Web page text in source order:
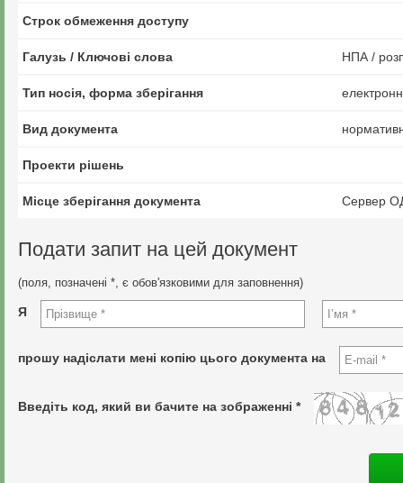
Строк обмеження доступу
Галузь / Ключові слова НПА /
Тип носія, форма зберігання
Вид документа
Проекти рішень
Місце зберігання документа Сервер
Подати запит на цей документ
(поля, позначені *, є обов'язковими для заповнення)
Я
прошу надіслати мені копію цього документа на
Введіть код, який ви бачите на зображенні *